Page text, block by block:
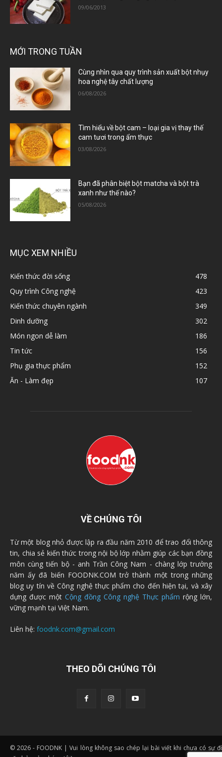
09/06/2013
MỚI TRONG TUẦN
Cùng nhìn qua quy trình sản xuất bột nhụy
hoa nghệ tây chất lượng
06/08/2026
Tìm hiểu về bột cam – loại gia vị thay thế
cam tươi trong ẩm thực
03/08/2026
Bạn đã phân biệt bột matcha và bột trà
xanh như thế nào?
05/08/2026
MỤC XEM NHIỀU
Kiến thức đời sống
478
Quy trình Công nghệ
423
Kiến thức chuyên ngành
349
Dinh dưỡng
302
Món ngon dễ làm
186
Tin tức
156
Phụ gia thực phẩm
152
Ăn - Làm đẹp
107
VỀ CHÚNG TÔI
Từ một blog nhỏ được lập ra đầu năm 2010 để trao đổi thông
tin, chia sẻ kiến thức trong nội bộ lớp nhằm giúp các bạn đồng
môn cùng tiến bộ - anh Trần Công Nam - chàng lớp trưởng
năm ấy đã biến FOODNK.COM trở thành một trong những
blog uy tín về Công nghệ thực phẩm cho đến hiện tại, và xây
dựng được một Cộng đồng Công nghệ Thực phẩm rộng lớn,
vững mạnh tại Việt Nam.
Liên hệ: foodnk.com@gmail.com
THEO DÕI CHÚNG TÔI
© 2026 - FOODNK | Vui lòng không sao chép lại bài viết khi chưa có sự